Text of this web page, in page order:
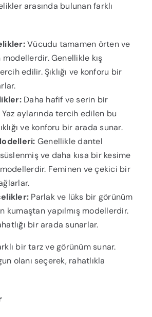
arasında bulunan farklı
Vücudu tamamen örten ve
modellerdir. Genellikle kış
edilir. Şıklığı ve konforu bir
Daha hafif ve serin bir
aylarında tercih edilen bu
ve konforu bir arada sunar.
Genellikle dantel
ve daha kısa bir kesime
Feminen ve çekici bir
Parlak ve lüks bir görünüm
kumaştan yapılmış modellerdir.
bir arada sunarlar.
bir tarz ve görünüm sunar.
olanı seçerek, rahatlıkla